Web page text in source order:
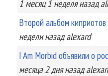
1 месяц 1 неделяназад
Второй альбом киприотов
неделиназад alexard
I Am Morbid объявили о
месяца 2 дняназад